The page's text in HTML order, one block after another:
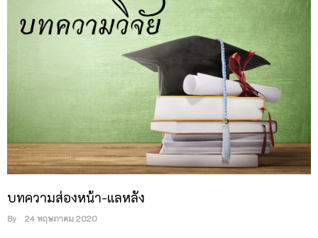
บทความส่องหน้า-แลหลัง
By 24 พฤษภาคม 2020